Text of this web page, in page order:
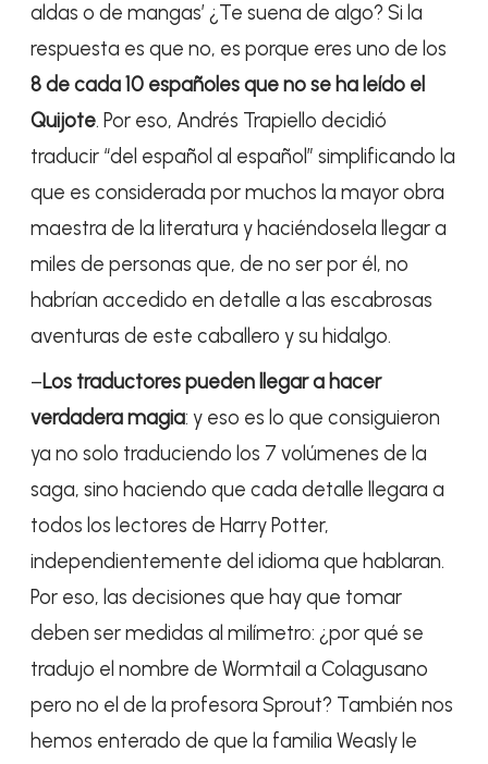
aldas o de mangas’ ¿Te suena de algo? Si la
respuesta es que no, es porque eres uno de los
8 de cada 10 españoles que no se ha leído el
Quijote. Por eso, Andrés Trapiello decidió
traducir “del español al español” simplificando la
que es considerada por muchos la mayor obra
maestra de la literatura y haciéndosela llegar a
miles de personas que, de no ser por él, no
habrían accedido en detalle a las escabrosas
aventuras de este caballero y su hidalgo.
–Los traductores pueden llegar a hacer
verdadera magia: y eso es lo que consiguieron
ya no solo traduciendo los 7 volúmenes de la
saga, sino haciendo que cada detalle llegara a
todos los lectores de Harry Potter,
independientemente del idioma que hablaran.
Por eso, las decisiones que hay que tomar
deben ser medidas al milímetro: ¿por qué se
tradujo el nombre de Wormtail a Colagusano
pero no el de la profesora Sprout? También nos
hemos enterado de que la familia Weasly le